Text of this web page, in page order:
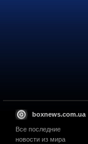
boxnews.com.ua
Все последние
новости из мира